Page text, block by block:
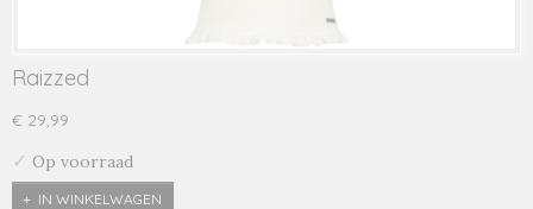
Raizzed
€ 29,99
✓ Op voorraad
IN WINKELWAGEN